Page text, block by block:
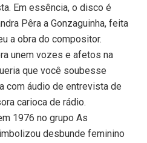
Em essência, o disco é
Pêra a Gonzaguinha, feita
a obra do compositor.
unem vozes e afetos na
que você soubesse
com áudio de entrevista de
carioca de rádio.
1976 no grupo As
desbunde feminino